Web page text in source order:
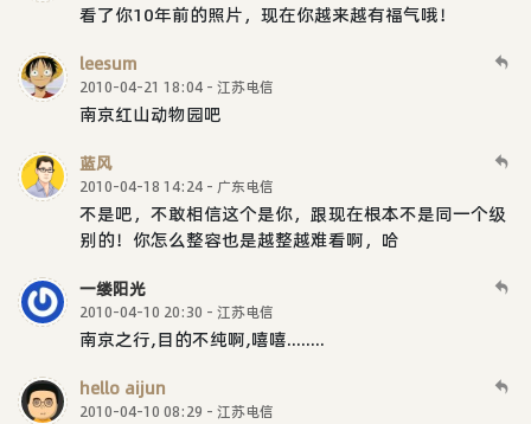
看了你10年前的照片，现在你越来越有福气哦！
leesum
2010-04-21 18:04 - 江苏电信
南京红山动物园吧
蓝风
2010-04-18 14:24 - 广东电信
不是吧，不敢相信这个是你，跟现在根本不是同一个级
别的！你怎么整容也是越整越难看啊，哈
一缕阳光
2010-04-10 20:30 - 江苏电信
南京之行,目的不纯啊,嘻嘻........
hello aijun
2010-04-10 08:29 - 江苏电信